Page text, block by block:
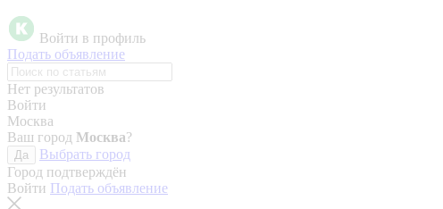
Войти в профиль
Подать объявление
Нет результатов
Войти
Москва
Ваш город Москва?
Да
Выбрать город
Город подтверждён
Войти Подать объявление